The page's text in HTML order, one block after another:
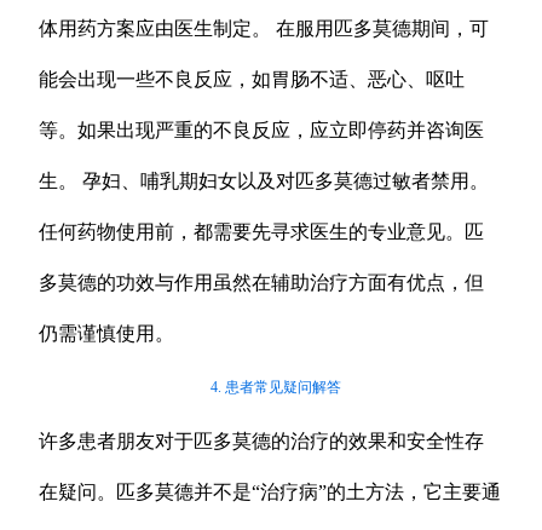
体用药方案应由医生制定。 在服用匹多莫德期间，可
能会出现一些不良反应，如胃肠不适、恶心、呕吐
等。如果出现严重的不良反应，应立即停药并咨询医
生。 孕妇、哺乳期妇女以及对匹多莫德过敏者禁用。
任何药物使用前，都需要先寻求医生的专业意见。匹
多莫德的功效与作用虽然在辅助治疗方面有优点，但
仍需谨慎使用。
4. 患者常见疑问解答
许多患者朋友对于匹多莫德的治疗的效果和安全性存
在疑问。匹多莫德并不是“治疗病”的土方法，它主要通